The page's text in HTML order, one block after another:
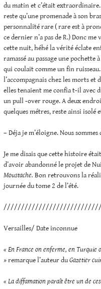
du matin et c’était extraordinaire.
reste qu’une promenade à son
personnalité rare ( rare est à
ce dernier n’a pas de R.) Donc
cette nuit, héhé la vérité éclate
ramassé au passage une
qui coulait comme un fin
l’accompagnais chez les morts et
elles tenaient me confia t-il avec
un pull -over rouge. A deux
quelques métres, reste ainsi isolé
– Déja je m’éloigne. Nous
Je me disais que cette histoire
d’avoir abandonné le projet de
Moustache. Bon retrouvons la
journée du tome 2 de l’été.
Versailles/ Date inconnue
« En France on enferme, en Turquie
»remarque l’auteur duGazetier
« La diffamation paraît être un de